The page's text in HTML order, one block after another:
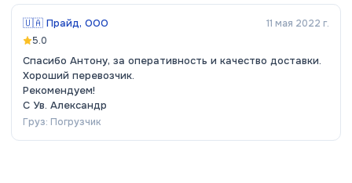
🇺🇦 Прайд, ООО
11 мая 2022 г.
5.0
Спасибо Антону, за оперативность и качество доставки.
Хороший перевозчик.
Рекомендуем!
С Ув. Александр
Груз: Погрузчик